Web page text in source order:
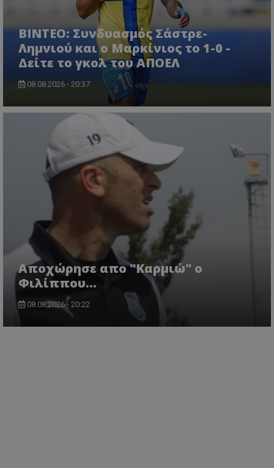
ΒΙΝΤΕΟ: Συνδυασμός Σάστρε-
Λημνιού και ο Μαρκίνιος το 1-0 -
Δείτε το γκολ του ΑΠΟΕΛ
08.08.2026 - 20:37
Aποχώρησε απο "Καρμιώ" ο
Φιλίππου...
08.08.2026 - 20:22